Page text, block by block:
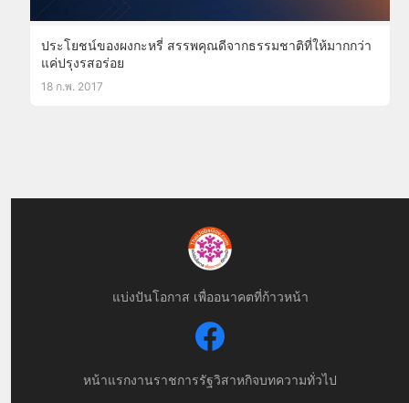
ประโยชน์ของผงกะหรี่ สรรพคุณดีจากธรรมชาติที่ให้มากกว่า
แค่ปรุงรสอร่อย
18 ก.พ. 2017
แบ่งปันโอกาส เพื่ออนาคตที่ก้าวหน้า
หน้าแรกงานราชการรัฐวิสาหกิจบทความทั่วไป